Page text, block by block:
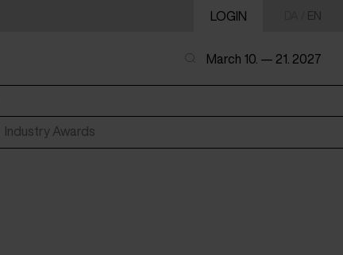
LOGIN EN
March 10. — 21. 2027
Industry Awards